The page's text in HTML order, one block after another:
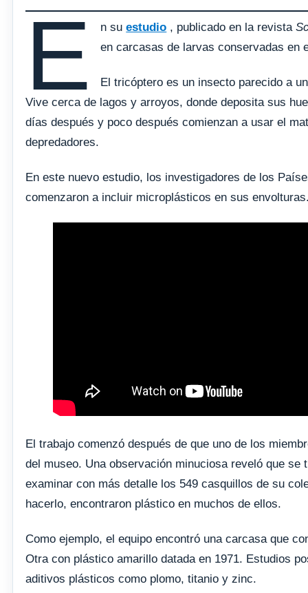
E n suestudio , publicado en la revista
en carcasas de larvas conservadas en
El tricóptero es un insecto parecido a
Vive cerca de lagos y arroyos, donde deposita sus
días después y poco después comienzan a usar el
depredadores.
En este nuevo estudio, los investigadores de los
comenzaron a incluir microplásticos en sus
El trabajo comenzó después de que uno de los
del museo. Una observación minuciosa reveló que
examinar con más detalle los 549 casquillos de su
hacerlo, encontraron plástico en muchos de ellos.
Como ejemplo, el equipo encontró una carcasa que
Otra con plástico amarillo datada en 1971. Estudios
aditivos plásticos como plomo, titanio y zinc.